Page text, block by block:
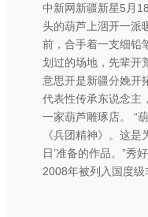
中新网新疆新星5月
头的葫芦上洇开一派
前，合手着一支细
划过的场地，先辈开
意思开是新疆分娩开
代表性传承东说念主
一家葫芦雕琢店。 “
《兵团精神》。这
日’准备的作品。”秀
2008年被列入国度级